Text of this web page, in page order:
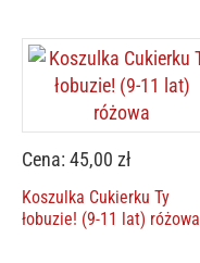
Cena: 45,00 zł
Koszulka Cukierku Ty
łobuzie! (9-11 lat) różowa